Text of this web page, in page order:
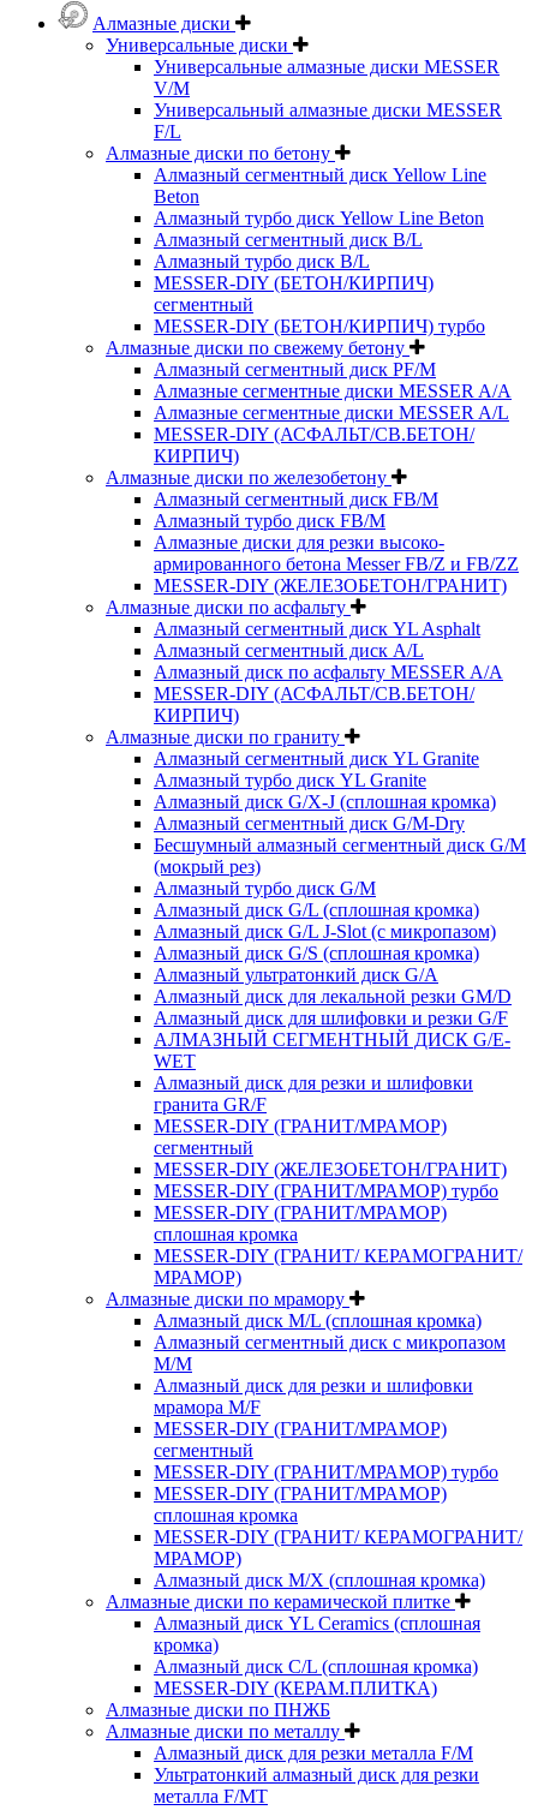
Алмазные диски
Универсальные диски
Универсальные алмазные диски MESSER
V/M
Универсальный алмазные диски MESSER
F/L
Алмазные диски по бетону
Алмазный сегментный диск Yellow Line
Beton
Алмазный турбо диск Yellow Line Beton
Алмазный сегментный диск B/L
Алмазный турбо диск B/L
MESSER-DIY (БЕТОН/КИРПИЧ)
сегментный
MESSER-DIY (БЕТОН/КИРПИЧ) турбо
Алмазные диски по свежему бетону
Алмазный сегментный диск PF/M
Алмазные сегментные диски MESSER A/A
Алмазные сегментные диски MESSER A/L
MESSER-DIY (АСФАЛЬТ/СВ.БЕТОН/
КИРПИЧ)
Алмазные диски по железобетону
Алмазный сегментный диск FB/M
Алмазный турбо диск FB/M
Алмазные диски для резки высоко-
армированного бетона Messer FB/Z и FB/ZZ
MESSER-DIY (ЖЕЛЕЗОБЕТОН/ГРАНИТ)
Алмазные диски по асфальту
Алмазный сегментный диск YL Asphalt
Алмазный сегментный диск A/L
Алмазный диск по асфальту MESSER A/A
MESSER-DIY (АСФАЛЬТ/СВ.БЕТОН/
КИРПИЧ)
Алмазные диски по граниту
Алмазный сегментный диск YL Granite
Алмазный турбо диск YL Granite
Алмазный диск G/X-J (сплошная кромка)
Алмазный сегментный диск G/M-Dry
Бесшумный алмазный сегментный диск G/M
(мокрый рез)
Алмазный турбо диск G/M
Алмазный диск G/L (сплошная кромка)
Алмазный диск G/L J-Slot (с микропазом)
Алмазный диск G/S (сплошная кромка)
Алмазный ультратонкий диск G/A
Алмазный диск для лекальной резки GM/D
Алмазный диск для шлифовки и резки G/F
АЛМАЗНЫЙ СЕГМЕНТНЫЙ ДИСК G/E-
WET
Алмазный диск для резки и шлифовки
гранита GR/F
MESSER-DIY (ГРАНИТ/МРАМОР)
сегментный
MESSER-DIY (ЖЕЛЕЗОБЕТОН/ГРАНИТ)
MESSER-DIY (ГРАНИТ/МРАМОР) турбо
MESSER-DIY (ГРАНИТ/МРАМОР)
сплошная кромка
MESSER-DIY (ГРАНИТ/ КЕРАМОГРАНИТ/
МРАМОР)
Алмазные диски по мрамору
Алмазный диск M/L (сплошная кромка)
Алмазный сегментный диск с микропазом
M/M
Алмазный диск для резки и шлифовки
мрамора M/F
MESSER-DIY (ГРАНИТ/МРАМОР)
сегментный
MESSER-DIY (ГРАНИТ/МРАМОР) турбо
MESSER-DIY (ГРАНИТ/МРАМОР)
сплошная кромка
MESSER-DIY (ГРАНИТ/ КЕРАМОГРАНИТ/
МРАМОР)
Алмазный диск M/X (сплошная кромка)
Алмазные диски по керамической плитке
Алмазный диск YL Ceramics (сплошная
кромка)
Алмазный диск C/L (сплошная кромка)
MESSER-DIY (КЕРАМ.ПЛИТКА)
Алмазные диски по ПНЖБ
Алмазные диски по металлу
Алмазный диск для резки металла F/M
Ультратонкий алмазный диск для резки
металла F/MT